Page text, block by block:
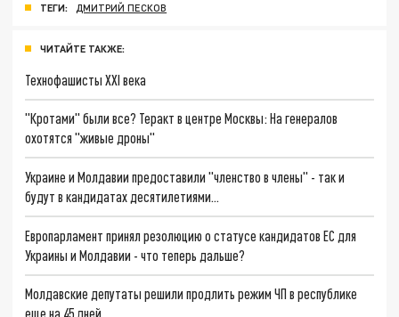
ТЕГИ: ДМИТРИЙ ПЕСКОВ
ЧИТАЙТЕ ТАКЖЕ:
Технофашисты XXI века
"Кротами" были все? Теракт в центре Москвы: На генералов
охотятся "живые дроны"
Украине и Молдавии предоставили "членство в члены" - так и
будут в кандидатах десятилетиями…
Европарламент принял резолюцию о статусе кандидатов ЕС для
Украины и Молдавии - что теперь дальше?
Молдавские депутаты решили продлить режим ЧП в республике
еще на 45 дней